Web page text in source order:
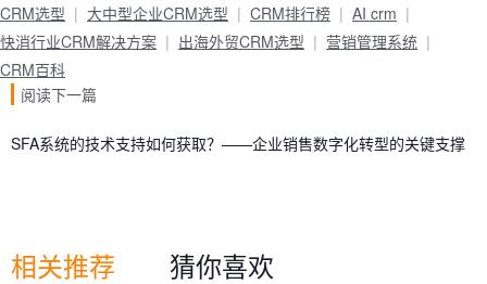
CRM选型
大中型企业CRM选型 CRM排行榜
AI crm
快消行业CRM解决方案
出海外贸CRM选型
营销管理系统
CRM百科
阅读下一篇
SFA系统的技术支持如何获取？——企业销售数字化转型的关键支撑
相关推荐 猜你喜欢